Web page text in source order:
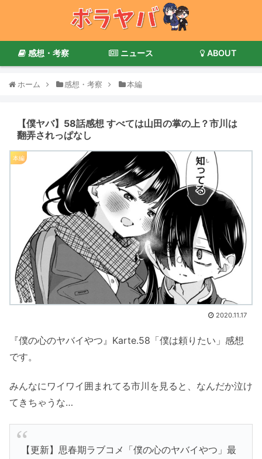
感想・考察 ニュース ABOUT
ホーム 感想・考察 本編
【僕ヤバ】58話感想 すべては山田の掌の上？市川は
翻弄されっぱなし
本編
2020.11.17
『僕の心のヤバイやつ』Karte.58「僕は頼りたい」感想
です。
みんなにワイワイ囲まれてる市川を見ると、なんだか泣け
てきちゃうな…
【更新】思春期ラブコメ「僕の心のヤバイやつ」最